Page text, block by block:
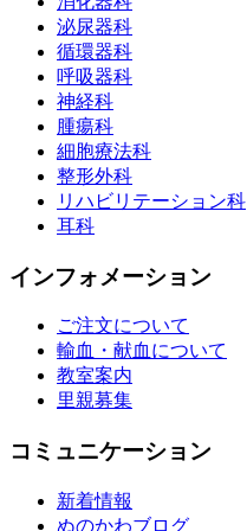
泌尿器科
循環器科
呼吸器科
神経科
腫瘍科
細胞療法科
整形外科
リハビリテーション科
耳科
インフォメーション
ご注文について
輸血・献血について
教室案内
里親募集
コミュニケーション
新着情報
ぬのかわブログ